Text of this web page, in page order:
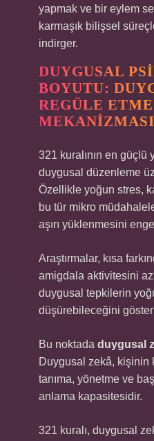
yapmak ve bir eylem
karmaşık bilişsel
indirger.
DUYGUSAL
BOYUTU:
REGÜLE ETME
MEKANIZMASI
321 kuralının en güçlü
duygusal düzenleme
Özellikle yoğun stres,
bu tür mikro
aşırı yüklenmesini
Araştırmalar, kısa
amigdala aktivitesini
duygusal tepkilerin
düşürebileceğini
Bu noktada duygusal
Duygusal zekâ, kişinin
tanıma, yönetme ve
anlama kapasitesidir.
321 kuralı, duygusal